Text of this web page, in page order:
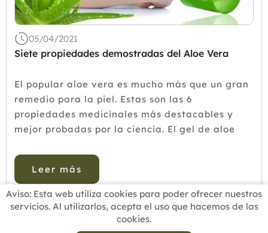
05/04/2021
Siete propiedades demostradas del Aloe Vera
El popular aloe vera es mucho más que un gran
remedio para la piel. Estas son las 6
propiedades medicinales más destacables y
mejor probadas por la ciencia. El gel de aloe
quemaduras (las solares y las que se producen
en la cocina) y ...
Leer más
Aviso: Esta web utiliza cookies para poder ofrecer nuestros
servicios. Al utilizarlos, acepta el uso que hacemos de las
cookies.